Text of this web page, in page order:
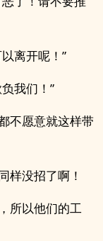
离开呢！”
我们！”
不愿意就这样带
样没招了啊！
所以他们的工